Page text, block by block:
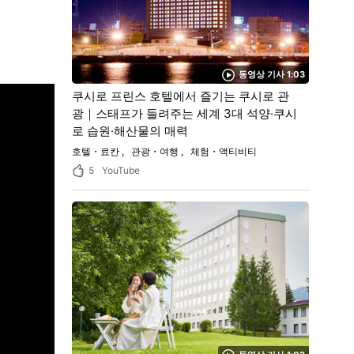
동영상 기사 1:03
쿠시로 프린스 호텔에서 즐기는 쿠시로 관
광｜스태프가 들려주는 세계 3대 석양·쿠시
로 습원·해산물의 매력
호텔・료칸 관광・여행
체험・액티비티
5
YouTube